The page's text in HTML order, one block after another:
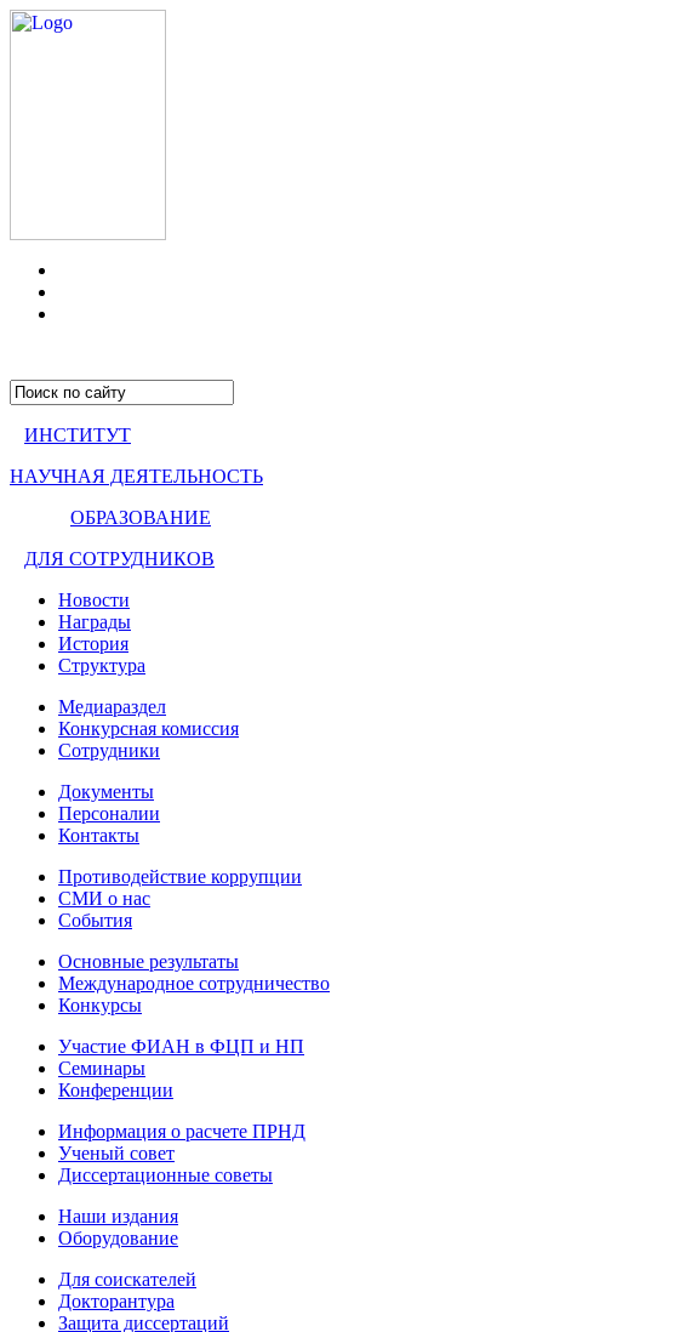
ИНСТИТУТ
НАУЧНАЯ ДЕЯТЕЛЬНОСТЬ
ОБРАЗОВАНИЕ
ДЛЯ СОТРУДНИКОВ
Новости
Награды
История
Структура
Медиараздел
Конкурсная комиссия
Сотрудники
Документы
Персоналии
Контакты
Противодействие коррупции
СМИ о нас
События
Основные результаты
Международное сотрудничество
Конкурсы
Участие ФИАН в ФЦП и НП
Семинары
Конференции
Информация о расчете ПРНД
Ученый совет
Диссертационные советы
Наши издания
Оборудование
Для соискателей
Докторантура
Защита диссертаций